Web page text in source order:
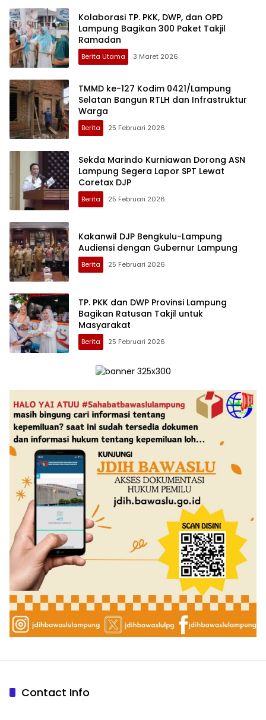
Kolaborasi TP. PKK, DWP, dan OPD
Lampung Bagikan 300 Paket Takjil
Ramadan
Berita Utama 3 Maret 2026
TMMD ke-127 Kodim 0421/Lampung
Selatan Bangun RTLH dan Infrastruktur
Warga
Berita 25 Februari 2026
Sekda Marindo Kurniawan Dorong ASN
Lampung Segera Lapor SPT Lewat
Coretax DJP
Berita 25 Februari 2026
Kakanwil DJP Bengkulu-Lampung
Audiensi dengan Gubernur Lampung
Berita 25 Februari 2026
TP. PKK dan DWP Provinsi Lampung
Bagikan Ratusan Takjil untuk
Masyarakat
Berita 25 Februari 2026
Contact Info